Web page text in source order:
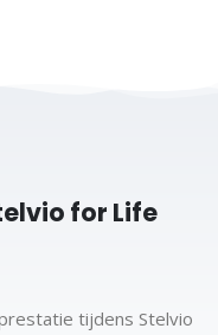
for Life
tijdens Stelvio